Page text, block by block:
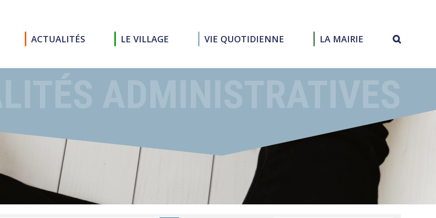
ACTUALITÉS LE VILLAGE VIE QUOTIDIENNE LA MAIRIE